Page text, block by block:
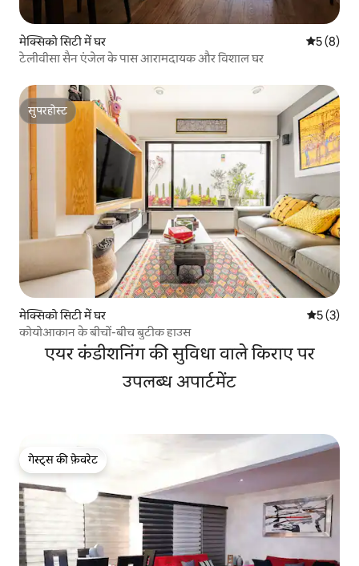
मेक्सिको सिटी में घर औसत रेटिंग
5 (8)
टेलीवीसा सैन एंजेल के पास आरामदायक और विशाल घर
सुपरहोस्ट
सुपरहोस्ट
मेक्सिको सिटी में घर औसत रेटिंग
5 (3)
कोयोआकान के बीचों-बीच बुटीक हाउस
एयर कंडीशनिंग की सुविधा वाले किराए पर
उपलब्ध अपार्टमेंट
गेस्ट्स की फ़ेवरेट
गेस्ट्स की फ़ेवरेट